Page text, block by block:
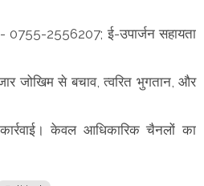
- 0755-2556207; ई-उपार्जन सहायता
जोखिम से बचाव, त्वरित भुगतान, और
केवल आधिकारिक चैनलों का